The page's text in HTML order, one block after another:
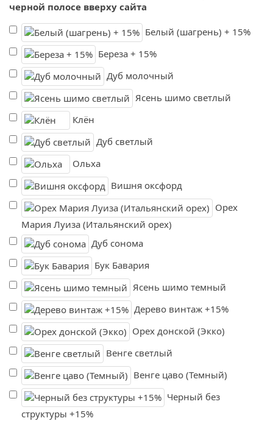
черной полосе вверху сайта
Белый (шагрень) + 15%
Береза + 15%
Дуб молочный
Ясень шимо светлый
Клён
Дуб светлый
Ольха
Вишня оксфорд
Орех
Мария Луиза (Итальянский орех)
Дуб сонома
Бук Бавария
Ясень шимо темный
Дерево винтаж +15%
Орех донской (Экко)
Венге светлый
Венге цаво (Темный)
Черный без
структуры +15%